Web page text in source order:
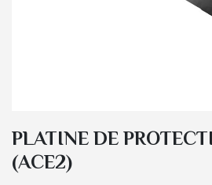
PLATINE DE
(ACE2)